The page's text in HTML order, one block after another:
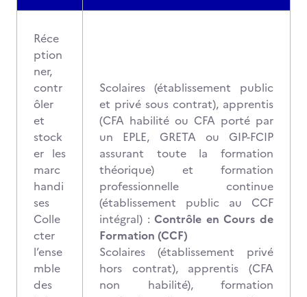
Réce
ption
ner,
contr
ôler
et
stock
er les
marc
handi
ses
Colle
cter
l’ense
mble
des
Scolaires (établissement public
et privé sous contrat), apprentis
(CFA habilité ou CFA porté par
un EPLE, GRETA ou GIP-FCIP
assurant toute la formation
théorique) et formation
professionnelle continue
(établissement public au CCF
intégral) :Contrôle en Cours de
Formation (CCF)
Scolaires (établissement privé
hors contrat), apprentis (CFA
non habilité), formation